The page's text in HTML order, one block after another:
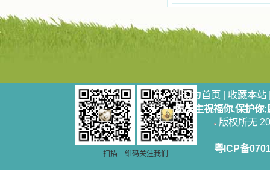
扫描二维码关注我们
设为首页 | 收藏本站
愿天主祝福你,保护你
版权所无
粤ICP备